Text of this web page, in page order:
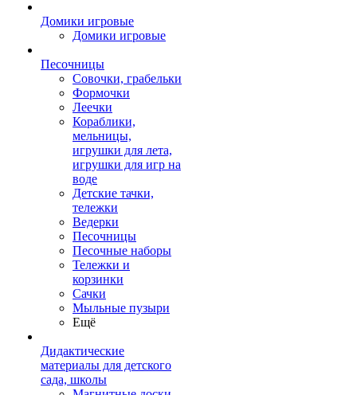
Домики игровые
Домики игровые
Песочницы
Совочки, грабельки
Формочки
Леечки
Кораблики,
мельницы,
игрушки для лета,
игрушки для игр на
воде
Детские тачки,
тележки
Ведерки
Песочницы
Песочные наборы
Тележки и
корзинки
Сачки
Мыльные пузыри
Ещё
Дидактические
материалы для детского
сада, школы